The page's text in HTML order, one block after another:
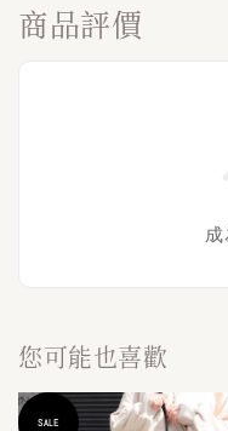
商品評價
您可能也喜歡
SALE